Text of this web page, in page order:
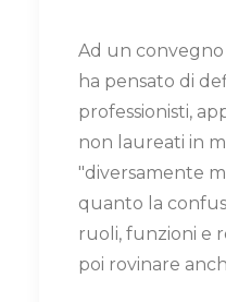
Ad un
ha pensato di
professionisti,
non laureati in
"diversamente
quanto la
ruoli, funzioni e
poi rovinare